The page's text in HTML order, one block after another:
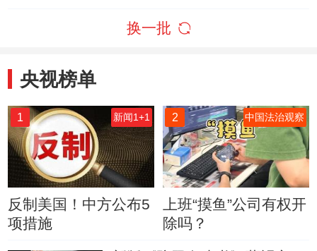
换一批
央视榜单
1 新闻1+1
反制美国！中方公布5
项措施
2 中国法治观察
上班“摸鱼”公司有权开
除吗？